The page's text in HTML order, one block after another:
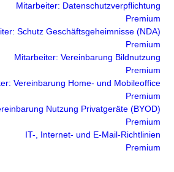
Mitarbeiter: Datenschutzverpflichtung
Premium
Schutz Geschäftsgeheimnisse (NDA)
Premium
Mitarbeiter: Vereinbarung Bildnutzung
Premium
Vereinbarung Home- und Mobileoffice
Premium
Nutzung Privatgeräte (BYOD)
Premium
IT-, Internet- und E-Mail-Richtlinien
Premium